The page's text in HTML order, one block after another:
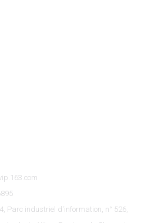
Parc industriel d'information, n° 526,